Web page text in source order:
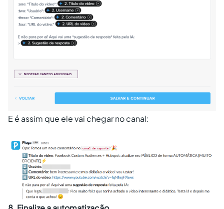
E é assim que ele vai chegar no canal: